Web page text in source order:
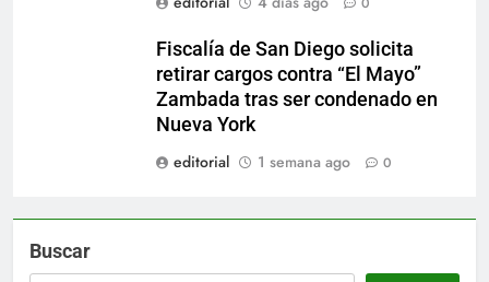
Fiscalía de San Diego solicita
retirar cargos contra “El Mayo”
Zambada tras ser condenado en
Nueva York
editorial
1 semana ago 0
Buscar